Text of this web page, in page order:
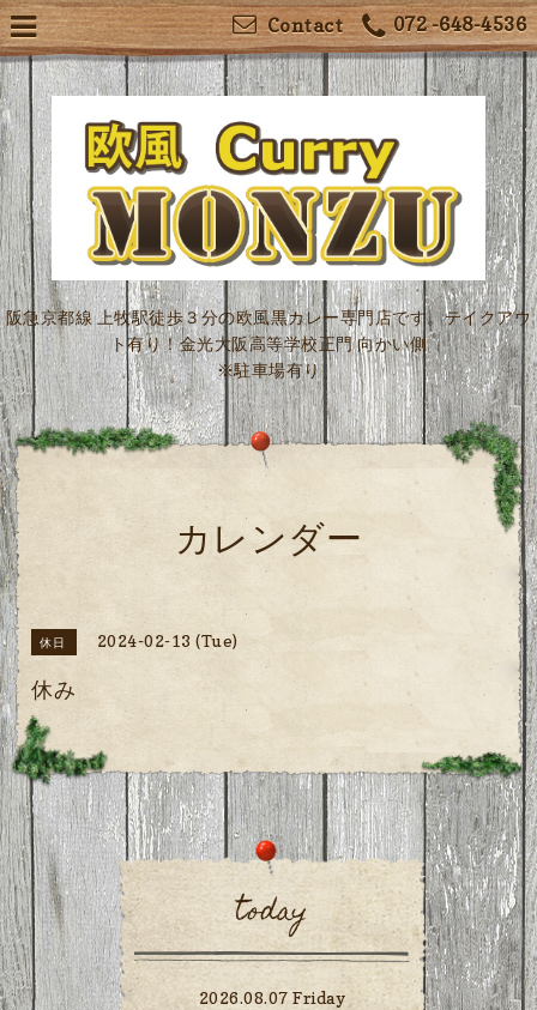
072 -648-4536
Contact
阪急京都線 上牧駅徒歩３分の欧風黒カレー専門店です。テイクアウ
ト有り！金光大阪高等学校正門 向かい側
※駐車場有り
カレンダー
休日 2024-02-13 (Tue)
休み
today
2026.08.07 Friday